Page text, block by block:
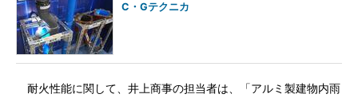
C・Gテクニカ
耐火性能に関して、井上商事の担当者は、「アルミ製建物内雨